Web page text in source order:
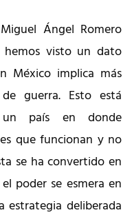
Ángel Romero
hemos visto un dato
México implica más
guerra. Esto está
país en donde
que funcionan y no
se ha convertido en
poder se esmera en
estrategia deliberada